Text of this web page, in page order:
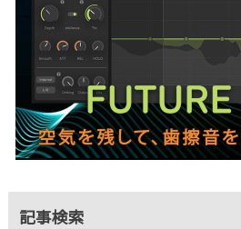
記事検索